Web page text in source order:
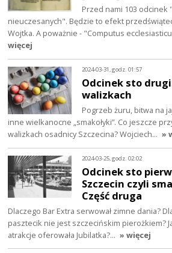
Przed nami 103 odcinek
nieuczesanych". Będzie to efekt
Wojtka. A poważnie - "Computus
więcej
2024-03-31, godz. 01:57
Odcinek sto
walizkach
Pogrzeb żuru, bitwa na
inne wielkanocne „smakołyki”. Co jeszcze
walizkach osadnicy Szczecina? Wojciech… »
2024-03-25, godz. 02:02
Odcinek sto
Szczecin czyli
Część druga
Dlaczego Bar Extra serwował zimne dania?
pasztecik nie jest szczecińskim pierożkiem?
atrakcje oferowała Jubilatka?… » więcej